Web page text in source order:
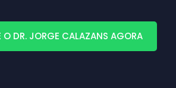
O DR. JORGE CALAZANS AGORA